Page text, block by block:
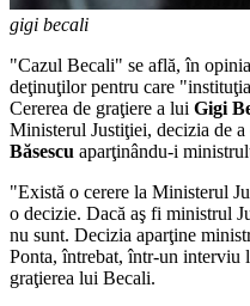
gigi becali
"Cazul Becali" se află, în
deţinuţilor pentru care
Cererea de graţiere a lui Gigi
Ministerul Justiţiei, decizia de
Băsescu aparţinându-i
"Există o cerere la Ministerul
o decizie. Dacă aş fi ministrul
nu sunt. Decizia aparţine
Ponta, întrebat, într-un interviu
graţierea lui Becali.